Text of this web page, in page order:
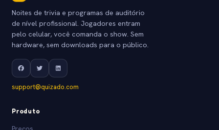
Noites de trivia e programas de auditório
de nível profissional. Jogadores entram
pelo celular, você comanda o show. Sem
hardware, sem downloads para o público.
support@quizado.com
Produto